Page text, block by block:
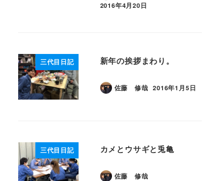
投稿日
2016年4月20日
三代目日記 新年の挨拶まわり。
佐藤 修哉
投稿日
2016年1月5日
三代目日記 カメとウサギと兎亀
佐藤 修哉